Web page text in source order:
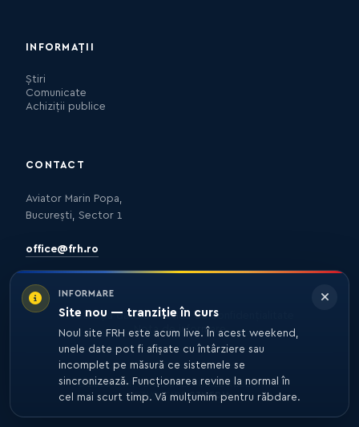
INFORMARE
Site nou — tranziție în curs
Noul site FRH este acum live. În acest weekend,
unele date pot fi afișate cu întârziere sau
incomplet pe măsură ce sistemele se
sincronizează. Funcționarea revine la normal în
cel mai scurt timp. Vă mulțumim pentru răbdare.
INFORMAȚII
Știri
Comunicate
Achiziții publice
CONTACT
Aviator Marin Popa,
București, Sector 1
office@frh.ro
Protecția datelorPolitica de confidențialitate
Nota de informare
© 2026 FRH. TOATE DREPTURILE REZERVATE.
DEZVOLTARE27MEDIA